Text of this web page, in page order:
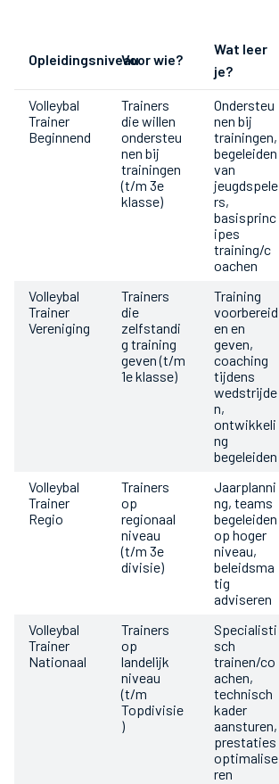
OpleidingsniveauVoor wie?
Wat leer
je?
Volleybal
Trainer
Beginnend
Trainers
die willen
ondersteu
nen bij
trainingen
(t/m 3e
klasse)
Ondersteu
nen bij
trainingen,
begeleiden
van
jeugdspele
rs,
basisprinc
ipes
training/c
oachen
Volleybal
Trainer
Vereniging
Trainers
die
zelfstandi
g training
geven (t/m
1e klasse)
Training
voorbereid
en en
geven,
coaching
tijdens
wedstrijde
n,
ontwikkeli
ng
begeleiden
Volleybal
Trainer
Regio
Trainers
op
regionaal
niveau
(t/m 3e
divisie)
Jaarplanni
ng, teams
begeleiden
op hoger
niveau,
beleidsma
tig
adviseren
Volleybal
Trainer
Nationaal
Trainers
op
landelijk
niveau
(t/m
Topdivisie
)
Specialisti
sch
trainen/co
achen,
technisch
kader
aansturen,
prestaties
optimalise
ren